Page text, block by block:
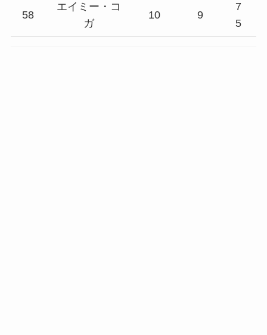
58
エイミー・コ
ガ
10 9
7
5